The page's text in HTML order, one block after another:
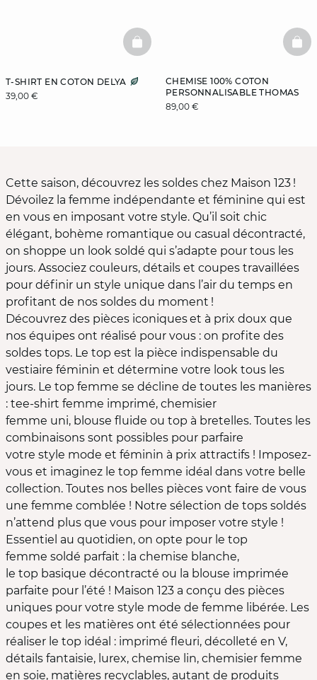
T-SHIRT EN COTON DELYA
39,00 €
BASKETFULL
CHEMISE 100% COTON
PERSONNALISABLE THOMAS
89,00 €
Cette saison, découvrez les soldes chez Maison 123 !
Dévoilez la femme indépendante et féminine qui est
en vous en imposant votre style. Qu’il soit chic
élégant, bohème romantique ou casual décontracté,
on shoppe un look soldé qui s’adapte pour tous les
jours. Associez couleurs, détails et coupes travaillées
pour définir un style unique dans l’air du temps en
profitant de nos soldes du moment !
Découvrez des pièces iconiques et à prix doux que
nos équipes ont réalisé pour vous : on profite des
soldes tops. Le top est la pièce indispensable du
vestiaire féminin et détermine votre look tous les
jours. Le top femme se décline de toutes les manières
: tee-shirt femme imprimé, chemisier
femme uni, blouse fluide ou top à bretelles. Toutes les
combinaisons sont possibles pour parfaire
votre style mode et féminin à prix attractifs ! Imposez-
vous et imaginez le top femme idéal dans votre belle
collection. Toutes nos belles pièces vont faire de vous
une femme comblée ! Notre sélection de tops soldés
n’attend plus que vous pour imposer votre style !
Essentiel au quotidien, on opte pour le top
femme soldé parfait : la chemise blanche,
le top basique décontracté ou la blouse imprimée
parfaite pour l’été ! Maison 123 a conçu des pièces
uniques pour votre style mode de femme libérée. Les
coupes et les matières ont été sélectionnées pour
réaliser le top idéal : imprimé fleuri, décolleté en V,
détails fantaisie, lurex, chemise lin, chemisier femme
en soie, matières recyclables, autant de produits